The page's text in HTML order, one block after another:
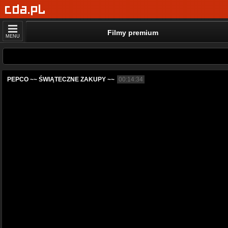
MENU Filmy premium
PEPCO ~~ ŚWIĄTECZNE ZAKUPY ~~ 00:14:34